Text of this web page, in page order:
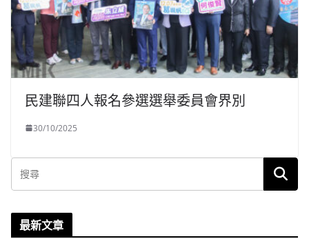
民建聯四人報名參選選舉委員會界別
30/10/2025
最新文章